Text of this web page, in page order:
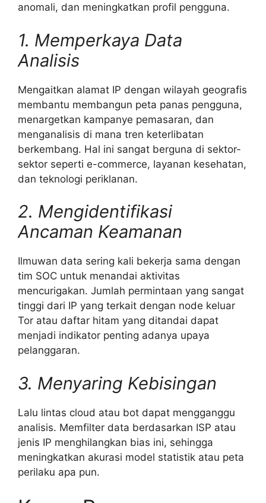
anomali, dan meningkatkan profil pengguna.
1. Memperkaya Data
Analisis
Mengaitkan alamat IP dengan wilayah geografis
membantu membangun peta panas pengguna,
menargetkan kampanye pemasaran, dan
menganalisis di mana tren keterlibatan
berkembang. Hal ini sangat berguna di sektor-
sektor seperti e-commerce, layanan kesehatan,
dan teknologi periklanan.
2. Mengidentifikasi
Ancaman Keamanan
Ilmuwan data sering kali bekerja sama dengan
tim SOC untuk menandai aktivitas
mencurigakan. Jumlah permintaan yang sangat
tinggi dari IP yang terkait dengan node keluar
Tor atau daftar hitam yang ditandai dapat
menjadi indikator penting adanya upaya
pelanggaran.
3. Menyaring Kebisingan
Lalu lintas cloud atau bot dapat mengganggu
analisis. Memfilter data berdasarkan ISP atau
jenis IP menghilangkan bias ini, sehingga
meningkatkan akurasi model statistik atau peta
perilaku apa pun.